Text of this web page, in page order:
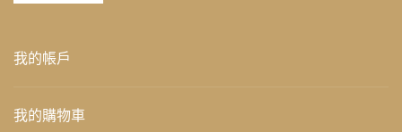
我的帳戶
我的購物車